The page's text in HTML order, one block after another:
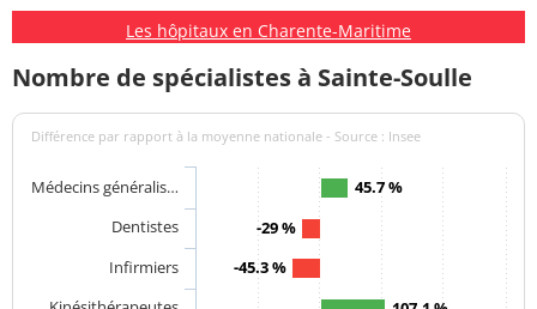
Les hôpitaux en Charente-Maritime
Nombre de spécialistes à Sainte-Soulle
Différence par rapport à la moyenne nationale - Source : Insee
45.7 %
-29 %
-45.3 %
Médecins généralis…
Dentistes
Infirmiers